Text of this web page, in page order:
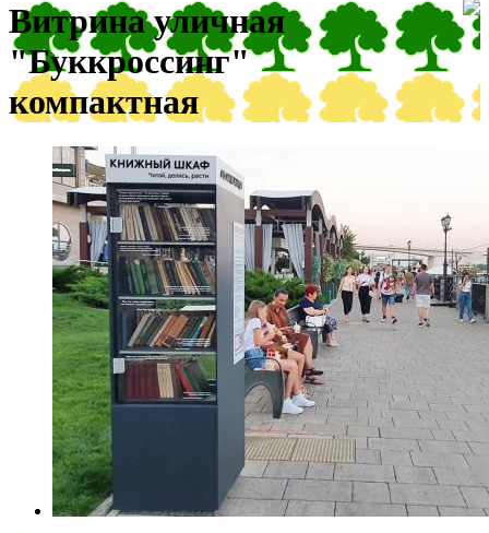
Витрина уличная
"Буккроссинг"
компактная